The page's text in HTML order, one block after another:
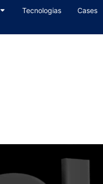
Tecnologias Cases